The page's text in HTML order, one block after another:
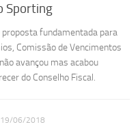
Sporting
fundamentada para
Comissão de Vencimentos
avançou mas acabou
do Conselho Fiscal.
19/06/2018